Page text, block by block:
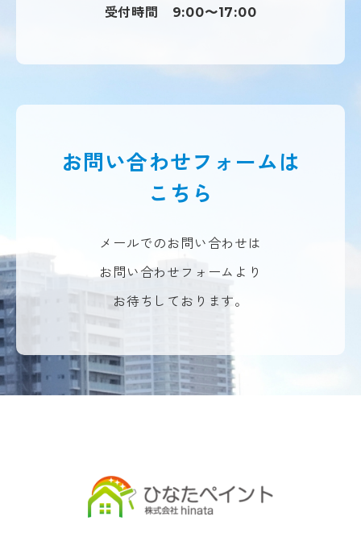
受付時間 9:00〜17:00
お問い合わせフォームは
こちら
メールでのお問い合わせは
お問い合わせフォームより
お待ちしております。